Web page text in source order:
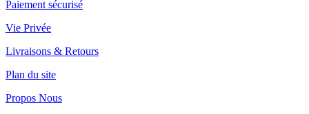
Paiement sécurisé
Vie Privée
Livraisons & Retours
Plan du site
Propos Nous